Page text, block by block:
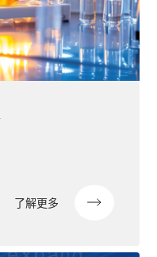
了解更多